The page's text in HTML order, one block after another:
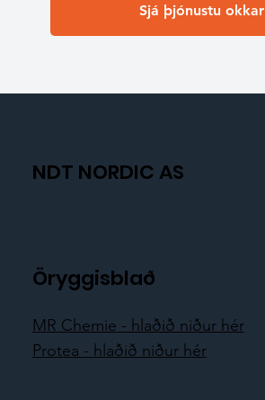
Sjá þjónustu okkar
NDT NORDIC AS
Öryggisblað
MR Chemie - hlaðið niður hér
Protea - hlaðið niður hér